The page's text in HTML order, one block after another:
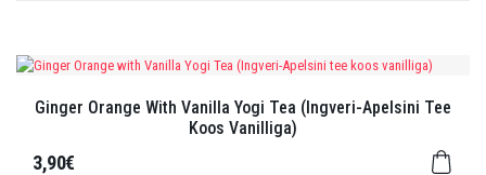
Ginger Orange With Vanilla Yogi Tea (Ingveri-Apelsini Tee
Koos Vanilliga)
3,90€